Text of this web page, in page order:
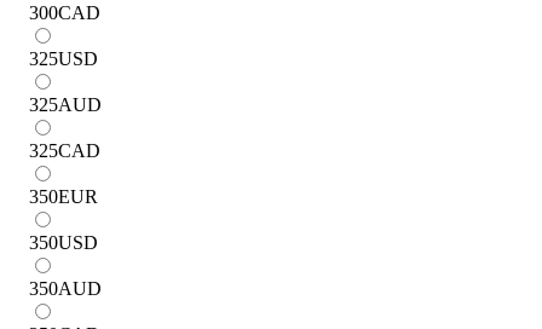
300CAD
325USD
325AUD
325CAD
350EUR
350USD
350AUD